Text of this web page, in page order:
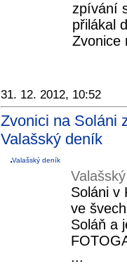
zpívání
přilákal
Zvonice
31. 12. 2012, 10:52
Zvonici na Soláni
Valašský deník
Valašský deník
Soláni v
ve
Soláň a
...